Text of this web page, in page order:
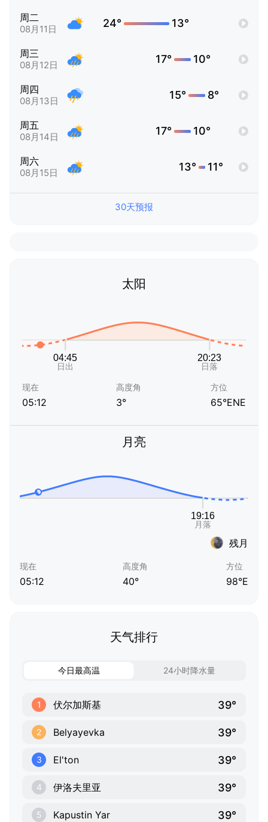
周二
08月11日 24° 13°
周三
08月12日 17° 10°
周四
08月13日 15° 8°
周五
08月14日 17° 10°
周六
08月15日 13° 11°
30天预报
太阳
现在
05:12
高度角
3°
方位
65°ENE
月亮
残月
现在
05:12
高度角
40°
方位
98°E
天气排行
今日最高温 24小时降水量
1 伏尔加斯基 39°
2 Belyayevka 39°
3 El'ton 39°
4 伊洛夫里亚 39°
5 Kapustin Yar 39°